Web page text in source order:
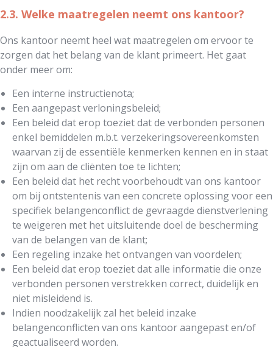
2.3. Welke maatregelen neemt ons kantoor?
Ons kantoor neemt heel wat maatregelen om ervoor te
zorgen dat het belang van de klant primeert. Het gaat
onder meer om:
Een interne instructienota;
Een aangepast verloningsbeleid;
Een beleid dat erop toeziet dat de verbonden personen
enkel bemiddelen m.b.t. verzekeringsovereenkomsten
waarvan zij de essentiële kenmerken kennen en in staat
zijn om aan de cliënten toe te lichten;
Een beleid dat het recht voorbehoudt van ons kantoor
om bij ontstentenis van een concrete oplossing voor een
specifiek belangenconflict de gevraagde dienstverlening
te weigeren met het uitsluitende doel de bescherming
van de belangen van de klant;
Een regeling inzake het ontvangen van voordelen;
Een beleid dat erop toeziet dat alle informatie die onze
verbonden personen verstrekken correct, duidelijk en
niet misleidend is.
Indien noodzakelijk zal het beleid inzake
belangenconflicten van ons kantoor aangepast en/of
geactualiseerd worden.